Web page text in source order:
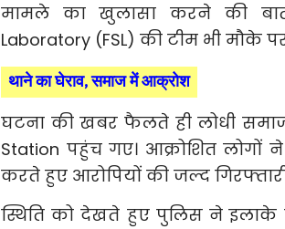
मामले का खुलासा करने की बात
Laboratory (FSL) की टीम भी मौके
थाने का घेराव, समाज में आक्रोश
घटना की खबर फैलते ही लोधी
Station पहुंच गए। आक्रोशित लोगों
करते हुए आरोपियों की जल्द
स्थिति को देखते हुए पुलिस ने इलाके में